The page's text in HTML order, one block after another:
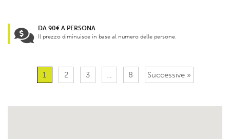
DA 90€ A PERSONA
Il prezzo diminuisce in base al numero delle persone.
1 2 3 … 8 Successive »